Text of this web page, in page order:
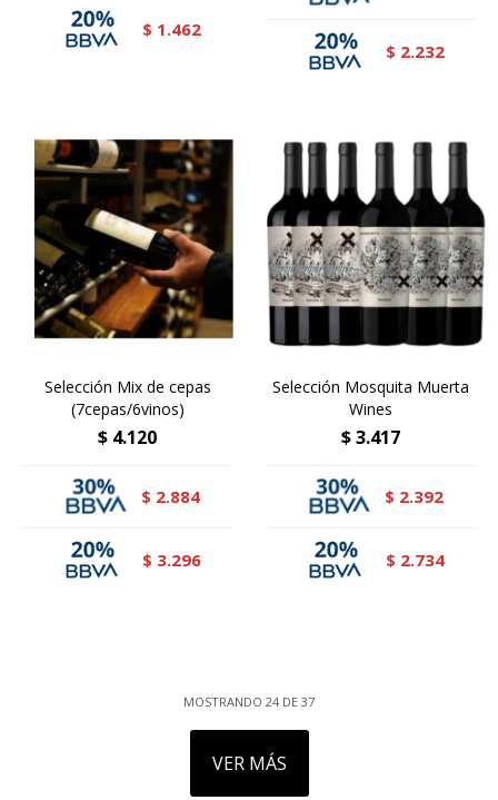
$ 1.462
$ 2.232
Selección Mix de cepas
(7cepas/6vinos)
$ 4.120
$ 2.884
$ 3.296
Selección Mosquita Muerta
Wines
$3.417
$ 2.392
$ 2.734
MOSTRANDO 24 DE 37
VER MÁS